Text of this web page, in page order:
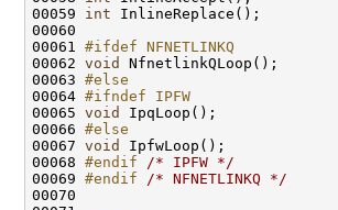
00059 int InlineReplace();
00060
00061 #ifdef NFNETLINKQ
00062 void
NfnetlinkQLoop();
00063 #else
00064 #ifndef IPFW
00065 void
IpqLoop();
00066 #else
00067 void
IpfwLoop();
00068 #endif
/* IPFW */
00069 #endif
/* NFNETLINKQ */
00070